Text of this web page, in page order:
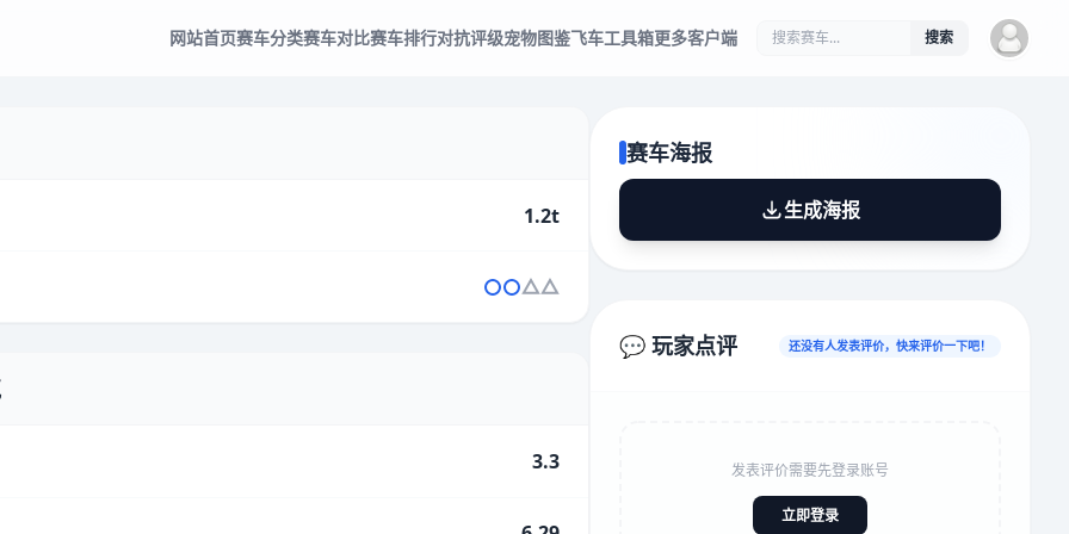
网站首页赛车分类赛车对比赛车排行对抗评级宠物图鉴飞车工具箱更多客户端 搜索
1.2t
3.3
赛车海报
生成海报
💬 玩家点评 还没有人发表评价，快来评价一下吧！
发表评价需要先登录账号
立即登录